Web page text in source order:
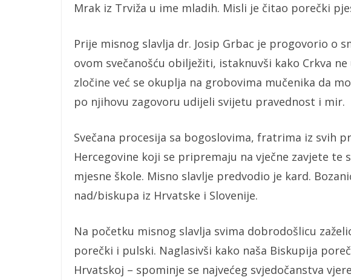
Mrak iz Trviža u ime mladih. Misli je čitao porečki
Prije misnog slavlja dr. Josip Grbac je progovorio o
ovom svečanošću obilježiti, istaknuvši kako Crkva
zločine već se okuplja na grobovima mučenika da
po njihovu zagovoru udijeli svijetu pravednost i mir.
Svečana procesija sa bogoslovima, fratrima iz svih
Hercegovine koji se pripremaju na vječne zavjete te
mjesne škole. Misno slavlje predvodio je kard.
nad/biskupa iz Hrvatske i Slovenije.
Na početku misnog slavlja svima dobrodošlicu
porečki i pulski. Naglasivši kako naša Biskupija
Hrvatskoj – spominje se najvećeg svjedočanstva